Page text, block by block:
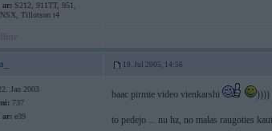
ar: S212, 911TT, 951,
Tillotson t4
19. Jul 2005, 14:56
Jan 2003
737
ar: e39
baac pirmie video vienkarshi ))))
to pedejo ... nu hz, no malas raugoties